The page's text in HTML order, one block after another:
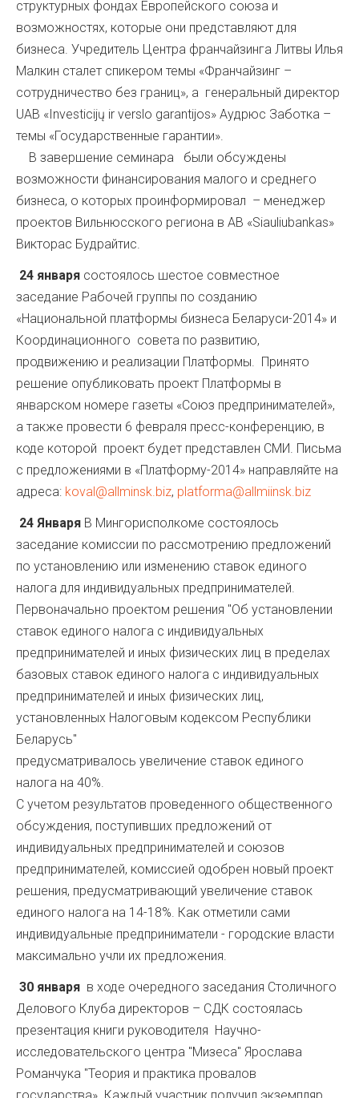
структурных фондах Европейского союза и
возможностях, которые они представляют для
бизнеса. Учредитель Центра франчайзинга Литвы Илья
Малкин сталет спикером темы «Франчайзинг –
сотрудничество без границ», а генеральный директор
UAB «Investicijų ir verslo garantijos» Аудрюс Заботка –
темы «Государственные гарантии».
В завершение семинара были обсуждены
возможности финансирования малого и среднего
бизнеса, о которых проинформировал – менеджер
проектов Вильнюсского региона в АВ «Siauliubankas»
Викторас Будрайтис.
24 января состоялось шестое совместное
заседание Рабочей группы по созданию
«Национальной платформы бизнеса Беларуси-2014» и
Координационного совета по развитию,
продвижению и реализации Платформы. Принято
решение опубликовать проект Платформы в
январском номере газеты «Союз предпринимателей»,
а также провести 6 февраля пресс-конференцию, в
коде которой проект будет представлен СМИ. Письма
с предложениями в «Платформу-2014» направляйте на
адреса: koval@allminsk.biz, platforma@allmiinsk.biz
24 Января В Мингорисполкоме состоялось
заседание комиссии по рассмотрению предложений
по установлению или изменению ставок единого
налога для индивидуальных предпринимателей.
Первоначально проектом решения "Об установлении
ставок единого налога с индивидуальных
предпринимателей и иных физических лиц в пределах
базовых ставок единого налога с индивидуальных
предпринимателей и иных физических лиц,
установленных Налоговым кодексом Республики
Беларусь"
предусматривалось увеличение ставок единого
налога на 40%.
С учетом результатов проведенного общественного
обсуждения, поступивших предложений от
индивидуальных предпринимателей и союзов
предпринимателей, комиссией одобрен новый проект
решения, предусматривающий увеличение ставок
единого налога на 14-18%. Как отметили сами
индивидуальные предприниматели - городские власти
максимально учли их предложения.
30 января в ходе очередного заседания Столичного
Делового Клуба директоров – СДК состоялась
презентация книги руководителя Научно-
исследовательского центра "Мизеса" Ярослава
Романчука "Теория и практика провалов